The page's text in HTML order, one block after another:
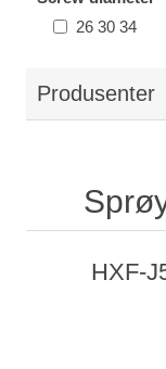
26 30 34
Produsenter
HXF-